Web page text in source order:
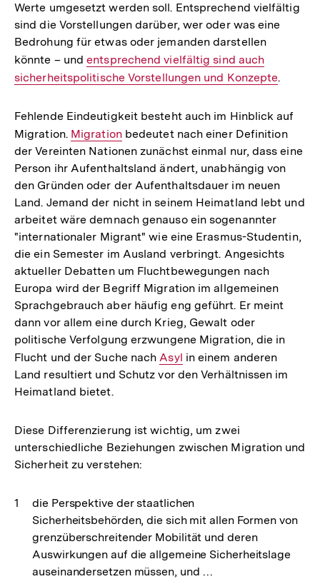
Werte umgesetzt werden soll. Entsprechend vielfältig
sind die Vorstellungen darüber, wer oder was eine
Bedrohung für etwas oder jemanden darstellen
könnte – undInterner
Link:
entsprechend vielfältig sind auch
sicherheitspolitische Vorstellungen und Konzepte.
Fehlende Eindeutigkeit besteht auch im Hinblick auf
Migration. Interner
Link:
Migrationbedeutet nach einer Definition
der Vereinten Nationen zunächst einmal nur, dass eine
Person ihr Aufenthaltsland ändert, unabhängig von
den Gründen oder der Aufenthaltsdauer im neuen
Land. Jemand der nicht in seinem Heimatland lebt und
arbeitet wäre demnach genauso ein sogenannter
"internationaler Migrant" wie eine Erasmus-Studentin,
die ein Semester im Ausland verbringt. Angesichts
aktueller Debatten um Fluchtbewegungen nach
Europa wird der Begriff Migration im allgemeinen
Sprachgebrauch aber häufig eng geführt. Er meint
dann vor allem eine durch Krieg, Gewalt oder
politische Verfolgung erzwungene Migration, die in
Flucht und der Suche nachInterner
Link:
Asyl in einem anderen
Land resultiert und Schutz vor den Verhältnissen im
Heimatland bietet.
Diese Differenzierung ist wichtig, um zwei
unterschiedliche Beziehungen zwischen Migration und
Sicherheit zu verstehen:
die Perspektive der staatlichen
Sicherheitsbehörden, die sich mit allen Formen von
grenzüberschreitender Mobilität und deren
Auswirkungen auf die allgemeine Sicherheitslage
auseinandersetzen müssen, und …